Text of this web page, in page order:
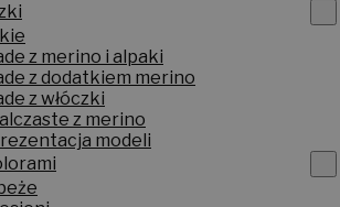
z merino i alpaki
z dodatkiem merino
z włóczki
z merino
modeli